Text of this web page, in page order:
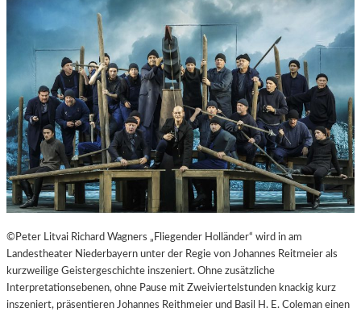
©Peter Litvai Richard Wagners „Fliegender Holländer“ wird in am
Landestheater Niederbayern unter der Regie von Johannes Reitmeier als
kurzweilige Geistergeschichte inszeniert. Ohne zusätzliche
Interpretationsebenen, ohne Pause mit Zweiviertelstunden knackig kurz
inszeniert, präsentieren Johannes Reithmeier und Basil H. E. Coleman einen